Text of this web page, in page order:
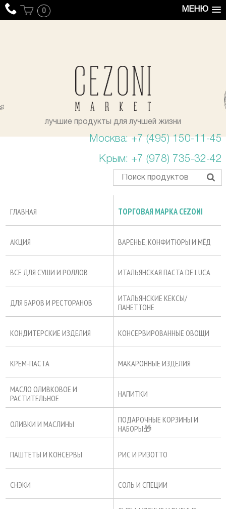
МЕНЮ
0
лучшие продукты для лучшей жизни
Москва: +7 (495) 150-11-45
Крым: +7 (978) 735-32-42
ГЛАВНАЯ ТОРГОВАЯ МАРКА CEZONI
АКЦИЯ ВАРЕНЬЕ, КОНФИТЮРЫ И МЁД
ВСЕ ДЛЯ СУШИ И РОЛЛОВ ИТАЛЬЯНСКАЯ ПАСТА DE LUCA
ДЛЯ БАРОВ И РЕСТОРАНОВ
ИТАЛЬЯНСКИЕ КЕКСЫ/
ПАНЕТТОНЕ
КОНДИТЕРСКИЕ ИЗДЕЛИЯ КОНСЕРВИРОВАННЫЕ ОВОЩИ
КРЕМ-ПАСТА МАКАРОННЫЕ ИЗДЕЛИЯ
МАСЛО ОЛИВКОВОЕ И
РАСТИТЕЛЬНОЕ
НАПИТКИ
ОЛИВКИ И МАСЛИНЫ
ПОДАРОЧНЫЕ КОРЗИНЫ И
НАБОРЫ🎁
ПАШТЕТЫ И КОНСЕРВЫ РИС И РИЗОТТО
СНЭКИ СОЛЬ И СПЕЦИИ